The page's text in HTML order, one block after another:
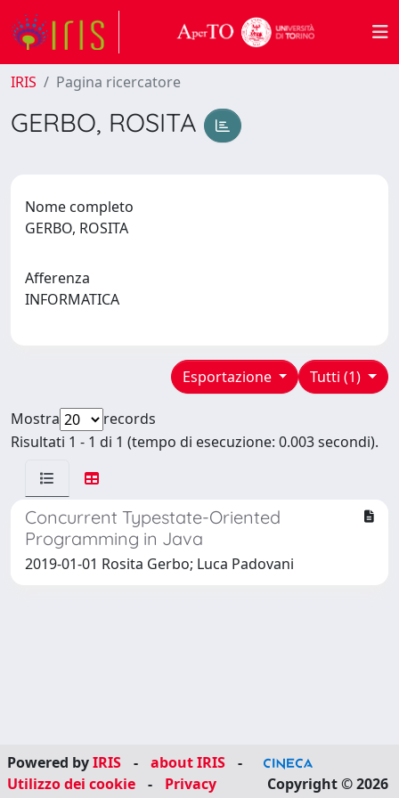
IRIS Pagina ricercatore
GERBO, ROSITA
Nome completo
GERBO, ROSITA
Afferenza
INFORMATICA
Tutti (1)
Esportazione
Mostra
records
Risultati 1 - 1 di 1 (tempo di esecuzione: 0.003 secondi).
Concurrent Typestate-Oriented
Programming in Java
2019-01-01 Rosita Gerbo; Luca Padovani
Powered byIRIS - about IRIS
-
Utilizzo dei cookie
- Privacy Copyright © 2026